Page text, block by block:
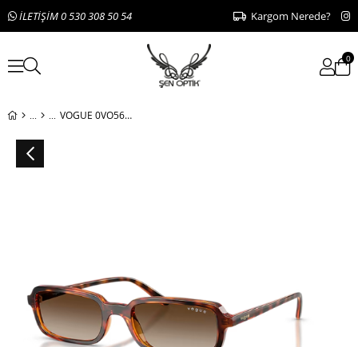
İLETİŞİM 0 530 308 50 54 Kargom Nerede?
0
VOGUE 0VO5666S W65613 53